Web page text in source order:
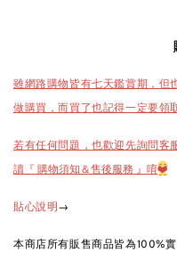
雖網路購物皆有七天鑑賞期，但
做購買，而買了也記得一定要領
若有任何問題，也歡迎先詢問客
讀『 購物須知＆售後服務 』唷❤️
貼心說明→
本商店所有販售商品皆為100%